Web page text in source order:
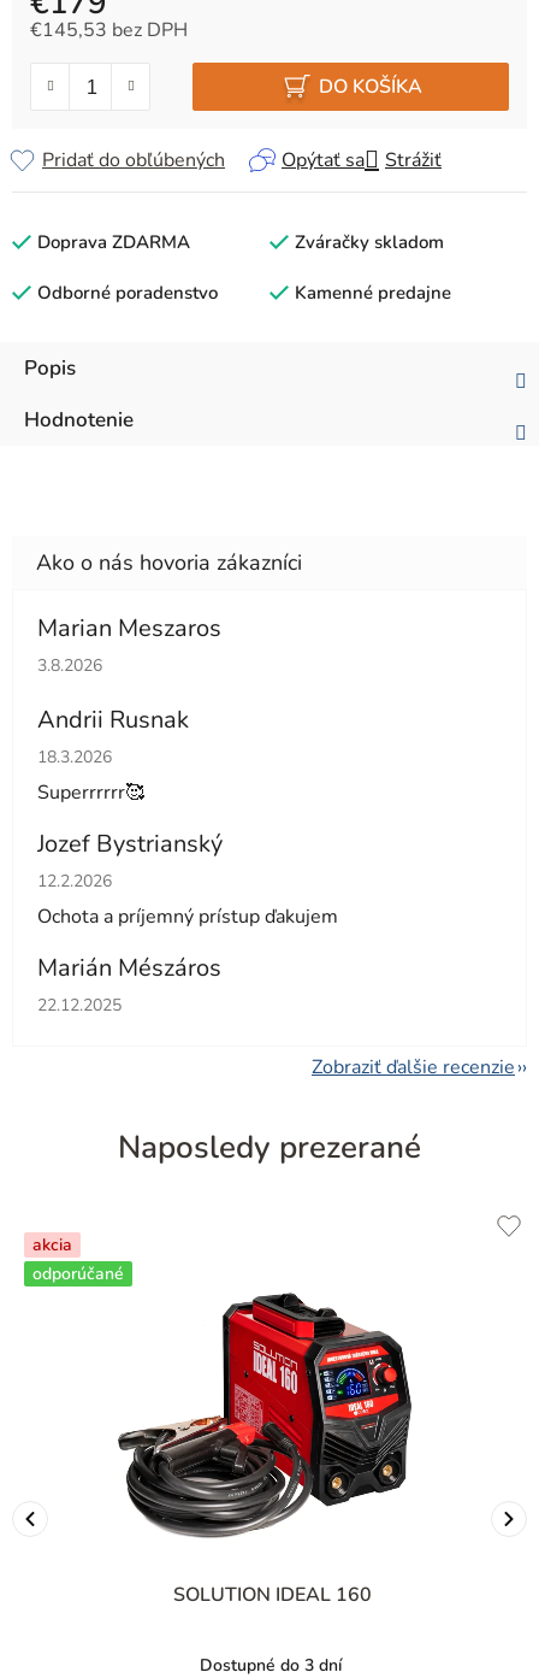
€145,53 bez DPH
DO KOŠÍKA
Opýtať sa Strážiť
Pridať do obľúbených
Doprava ZDARMA Zváračky skladom
Odborné poradenstvo Kamenné predajne
Popis
Hodnotenie
Marian Meszaros
Hodnotenie obchodu je 5 z 5 hviezdičiek.
3.8.2026
Andrii Rusnak
Hodnotenie obchodu je 5 z 5 hviezdičiek.
18.3.2026
Superrrrrr🥰
Jozef Bystrianský
Hodnotenie obchodu je 5 z 5 hviezdičiek.
12.2.2026
Ochota a príjemný prístup ďakujem
Marián Mészáros
Hodnotenie obchodu je 5 z 5 hviezdičiek.
22.12.2025
Zobraziť ďalšie recenzie
Naposledy prezerané
akcia
odporúčané
SOLUTION IDEAL 160
Dostupné do 3 dní